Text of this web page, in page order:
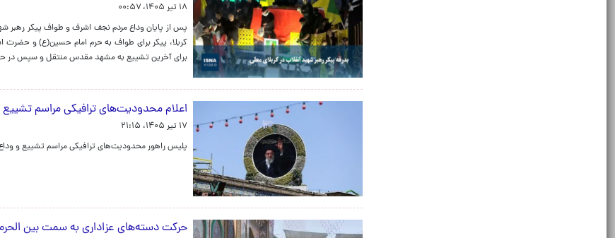
۱۸ تیر ۱۴۰۵، ۰۰:۵۷
پس از پایان وداع مردم نجف اشرف و طواف پیکر رهبر
کربلا، پیکر برای طواف به حرم امام حسین(ع)‌ و حضرت
برای آخرین تشییع به مشهد مقدس منتقل و سپس در
اعلام محدودیت‌های ترافیکی مراسم
۱۷ تیر ۱۴۰۵، ۲۱:۱۵
پلیس راهور محدودیت‌های ترافیکی مراسم تشییع و وداع
حرکت دسته‌های عزاداری به سمت بین